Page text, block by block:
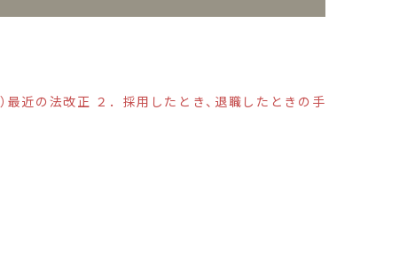
最近の法改正 ２．採用したとき、退職したときの手